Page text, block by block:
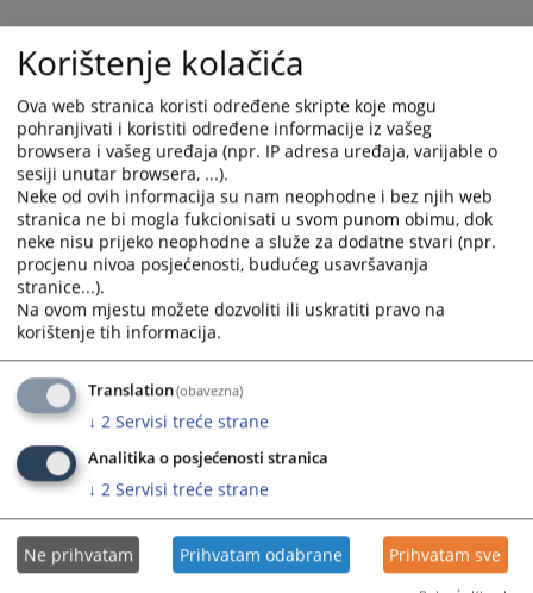
Sa žaljenjem obavještavamo javnost da nas je dana
16.01.2026. godine zauvijek napustila Radojka
Slavulj, referent za koordinaciju sudske pisarnice u
penziji.
Povodom nenadoknadivog gubitka njenoj porodici i
najbližima, predsjednica suda, Tatjana Radulj zajedno
sa sudijama i zaposlenima Osnovnog suda u Novom
Gradu izražavaju, iskreno saučešće.
Prikazana vijest je na: Srpski jezik
Korištenje kolačića
Ova web stranica koristi određene skripte koje mogu
pohranjivati i koristiti određene informacije iz vašeg
browsera i vašeg uređaja (npr. IP adresa uređaja, varijable o
sesiji unutar browsera, ...).
Neke od ovih informacija su nam neophodne i bez njih web
stranica ne bi mogla fukcionisati u svom punom obimu, dok
neke nisu prijeko neophodne a služe za dodatne stvari (npr.
procjenu nivoa posjećenosti, budućeg usavršavanja
stranice...).
Na ovom mjestu možete dozvoliti ili uskratiti pravo na
korištenje tih informacija.
Translation(obavezna)
↓ 2 Servisi treće strane
Analitika o posjećenosti stranica
↓ 2 Servisi treće strane
Ne prihvatam Prihvatam odabrane Prihvatam sve